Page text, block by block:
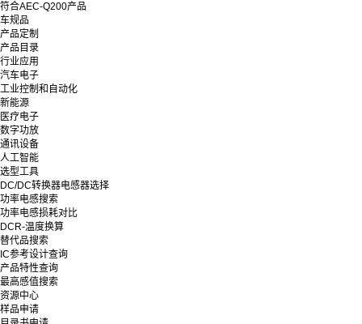
符合AEC-Q200产品
车规品
产品定制
产品目录
行业应用
汽车电子
工业控制和自动化
新能源
医疗电子
数字功放
通讯设备
人工智能
选型工具
DC/DC转换器电感器选择
功率电感搜索
功率电感损耗对比
DCR-温度换算
替代品搜索
IC参考设计查询
产品特性查询
最高感值搜索
资源中心
样品申请